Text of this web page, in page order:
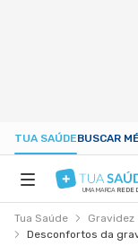
TUA SAÚDEBUSCAR
SAÚDE A-Z
UMA MARCA REDE
Tua Saúde Gravidez
Desconfortos da